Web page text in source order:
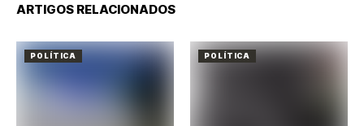
ARTIGOS RELACIONADOS
POLÍTICA POLÍTICA